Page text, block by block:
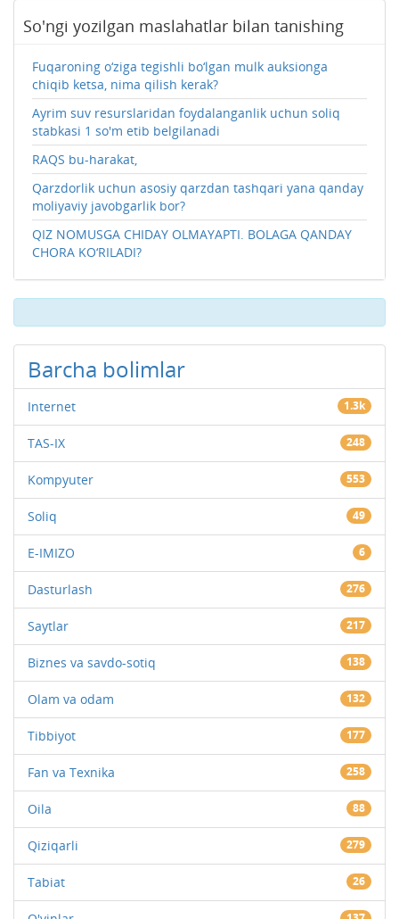
So'ngi yozilgan maslahatlar bilan tanishing
Fuqaroning o‘ziga tegishli bo‘lgan mulk auksionga
chiqib ketsa, nima qilish kerak?
Ayrim suv resurslaridan foydalanganlik uchun soliq
stabkasi 1 so'm etib belgilanadi
RAQS bu-harakat,
Qarzdorlik uchun asosiy qarzdan tashqari yana qanday
moliyaviy javobgarlik bor?
QIZ NOMUSGA CHIDAY OLMAYAPTI. BOLAGA QANDAY
CHORA KO‘RILADI?
Barcha bolimlar
Internet 1.3k
TAS-IX 248
Kompyuter 553
Soliq 49
E-IMIZO 6
Dasturlash 276
Saytlar 217
Biznes va savdo-sotiq 138
Olam va odam 132
Tibbiyot 177
Fan va Texnika 258
Oila 88
Qiziqarli 279
Tabiat 26